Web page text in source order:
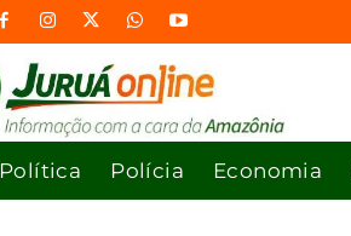
Política Polícia Economia